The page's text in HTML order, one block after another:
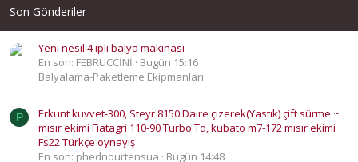
Son Gönderiler
Yeni nesil 4 ipli balya makinası
En son: FEBRUCCİNİ
Bugün 15:16
Balyalama-Paketleme Ekipmanları
P
Erkunt kuvvet-300, Steyr 8150 Daire çizerek(Yastık) çift sürme ~
mısır ekimi Fiatagri 110-90 Turbo Td, kubato m7-172 mısır ekimi
Fs22 Türkçe oynayış
En son: phednourtensua
Bugün 14:48